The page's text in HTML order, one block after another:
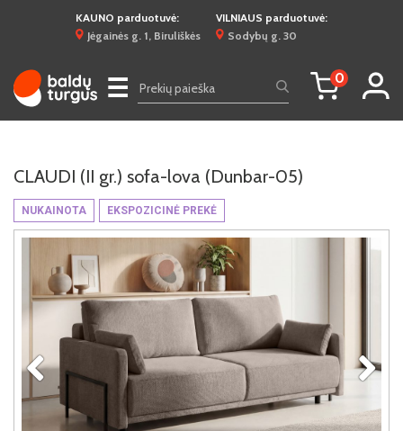
KAUNO parduotuvė:
Jėgainės g. 1, Biruliškės
VILNIAUS parduotuvė:
Sodybų g. 30
☰ 0
NUKAINOTA EKSPOZICINĖ PREKĖ
CLAUDI (II gr.) sofa-lova (Dunbar-05)